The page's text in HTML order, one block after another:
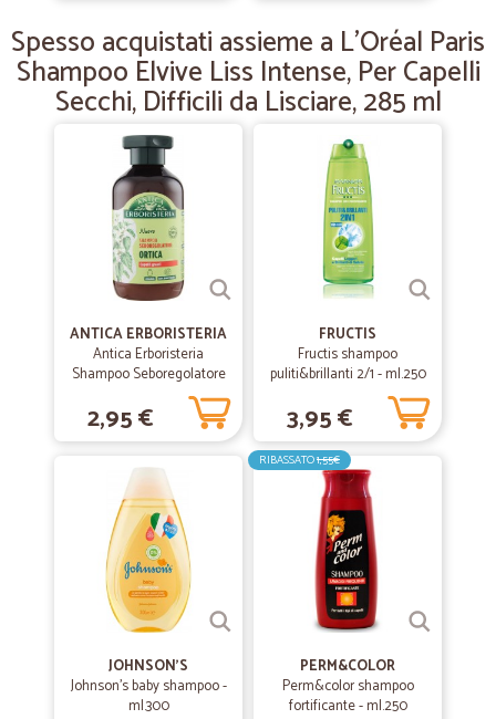
Ottimo il pacco con tanto di omaggio . Davvero soddisfatto . Arrivato
subito
Spesso acquistati assieme a L'Oréal Paris
Shampoo Elvive Liss Intense, Per Capelli
Secchi, Difficili da Lisciare, 285 ml
ANTICA ERBORISTERIA
Antica Erboristeria
Shampoo Seboregolatore
Ortica 250 ml
2,95 €
FRUCTIS
Fructis shampoo
puliti&brillanti 2/1 - ml.250
3,95 €
JOHNSON'S
Johnson's baby shampoo -
ml.300
RIBASSATO1,55€
PERM&COLOR
Perm&color shampoo
fortificante - ml.250